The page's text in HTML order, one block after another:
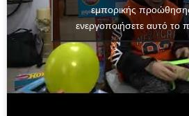
εμπορικής
ενεργοποιήσετε αυτό το